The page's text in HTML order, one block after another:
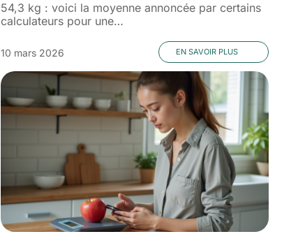
54,3 kg : voici la moyenne annoncée par certains
calculateurs pour une…
10 mars 2026 EN SAVOIR PLUS